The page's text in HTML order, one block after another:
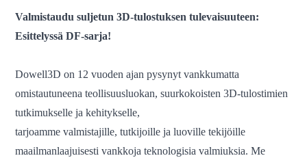
Valmistaudu suljetun 3D-tulostuksen tulevaisuuteen:
Esittelyssä DF-sarja!
Dowell3D on 12 vuoden ajan pysynyt vankkumatta
omistautuneena teollisuusluokan, suurkokoisten 3D-tulostimien
tutkimukselle ja kehitykselle,
tarjoamme valmistajille, tutkijoille ja luoville tekijöille
maailmanlaajuisesti vankkoja teknologisia valmiuksia. Me